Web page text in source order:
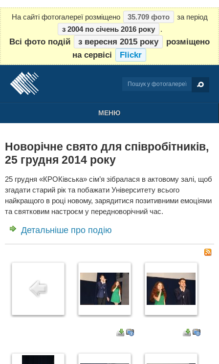
На сайті фотогалереї розміщено 35.709 фото
за період
з 2004 по січень 2016 року
.
Всі фото подій з вересня 2015 року
розміщено
на сервісі
Flickr
МЕНЮ
Новорічне свято для співробітників,
25 грудня 2014 року
25 грудня «КРОКівська» сім’я зібралася в актовому залі, щоб
згадати старий рік та побажати Університету всього
найкращого в році новому, зарядитися позитивними емоціями
та святковим настроєм у передноворічний час.
Детальніше про подію